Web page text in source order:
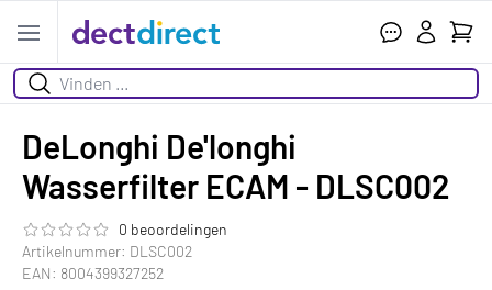
Open menu
Zoeken
DeLonghi De'longhi
Wasserfilter ECAM - DLSC002
De beoordeling van dit product is
0 beoordelingen
Artikelnummer: DLSC002
EAN: 8004399327252